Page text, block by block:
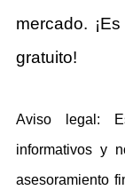
mercado.
gratuito!
Aviso legal:
informativos y
asesoramiento